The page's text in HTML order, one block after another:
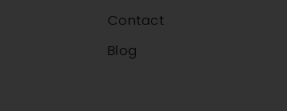
Contact
Blog